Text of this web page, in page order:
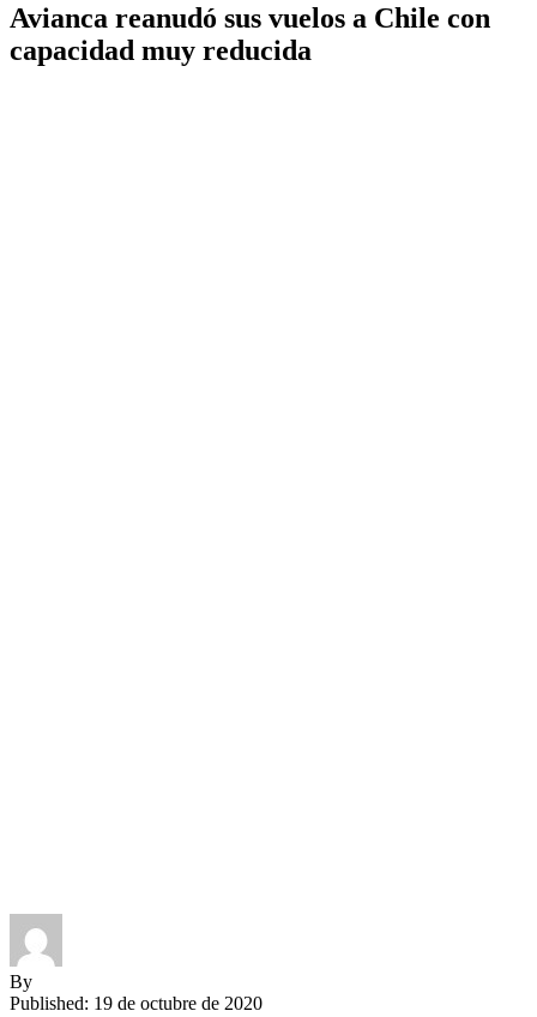
Avianca reanudó sus vuelos a Chile con
capacidad muy reducida
By
Published: 19 de octubre de 2020